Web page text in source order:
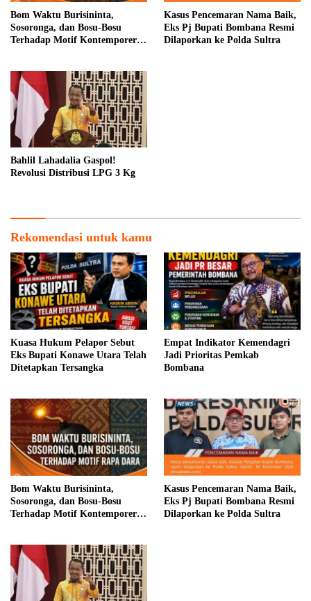
Bom Waktu Burisininta,
Sosoronga, dan Bosu-Bosu
Terhadap Motif Kontemporer
Kasus Pencemaran Nama Baik,
Eks Pj Bupati Bombana Resmi
Dilaporkan ke Polda Sultra
Bahlil Lahadalia Gaspol!
Revolusi Distribusi LPG 3 Kg
Rekomendasi untuk kamu
Kuasa Hukum Pelapor Sebut
Eks Bupati Konawe Utara Telah
Ditetapkan Tersangka
Empat Indikator Kemendagri
Jadi Prioritas Pemkab
Bombana
Bom Waktu Burisininta,
Sosoronga, dan Bosu-Bosu
Terhadap Motif Kontemporer
Kasus Pencemaran Nama Baik,
Eks Pj Bupati Bombana Resmi
Dilaporkan ke Polda Sultra